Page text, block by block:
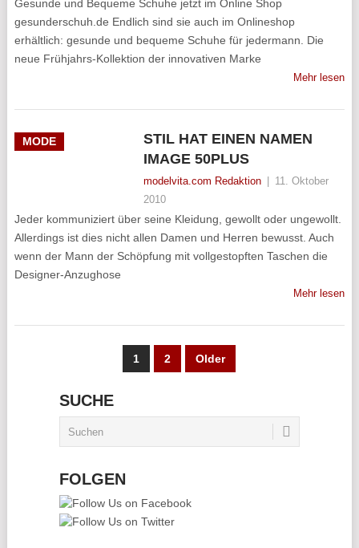
Gesunde und Bequeme Schuhe jetzt im Online Shop
gesunderschuh.de Endlich sind sie auch im Onlineshop
erhältlich: gesunde und bequeme Schuhe für jedermann. Die
neue Frühjahrs-Kollektion der innovativen Marke
Mehr lesen
MODE
STIL HAT EINEN NAMEN
IMAGE 50PLUS
modelvita.com Redaktion
11. Oktober
2010
Jeder kommuniziert über seine Kleidung, gewollt oder ungewollt.
Allerdings ist dies nicht allen Damen und Herren bewusst. Auch
wenn der Mann der Schöpfung mit vollgestopften Taschen die
Designer-Anzughose
Mehr lesen
SEITENNUMMERIERUNG
BEITRÄGE
1 2 Older
SUCHE
FOLGEN